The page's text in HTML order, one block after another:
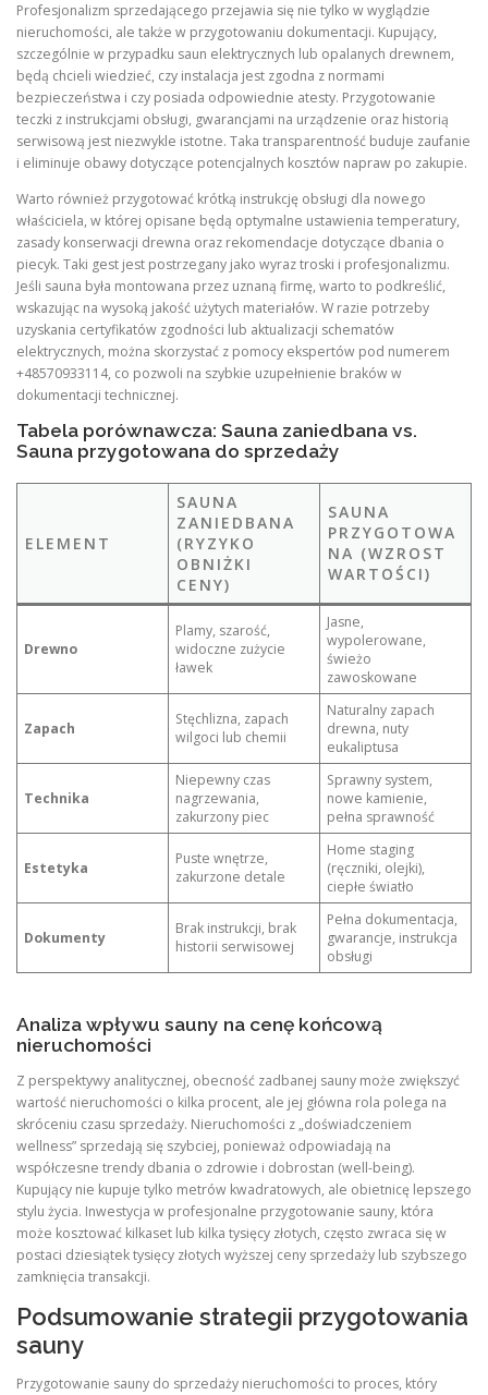
Profesjonalizm sprzedającego przejawia się nie tylko w wyglądzie
nieruchomości, ale także w przygotowaniu dokumentacji. Kupujący,
szczególnie w przypadku saun elektrycznych lub opalanych drewnem,
będą chcieli wiedzieć, czy instalacja jest zgodna z normami
bezpieczeństwa i czy posiada odpowiednie atesty. Przygotowanie
teczki z instrukcjami obsługi, gwarancjami na urządzenie oraz historią
serwisową jest niezwykle istotne. Taka transparentność buduje zaufanie
i eliminuje obawy dotyczące potencjalnych kosztów napraw po zakupie.
Warto również przygotować krótką instrukcję obsługi dla nowego
właściciela, w której opisane będą optymalne ustawienia temperatury,
zasady konserwacji drewna oraz rekomendacje dotyczące dbania o
piecyk. Taki gest jest postrzegany jako wyraz troski i profesjonalizmu.
Jeśli sauna była montowana przez uznaną firmę, warto to podkreślić,
wskazując na wysoką jakość użytych materiałów. W razie potrzeby
uzyskania certyfikatów zgodności lub aktualizacji schematów
elektrycznych, można skorzystać z pomocy ekspertów pod numerem
+48570933114, co pozwoli na szybkie uzupełnienie braków w
dokumentacji technicznej.
Tabela porównawcza: Sauna zaniedbana vs.
Sauna przygotowana do sprzedaży
ELEMENT
SAUNA
ZANIEDBANA
(RYZYKO
OBNIŻKI
CENY)
SAUNA
PRZYGOTOWA
NA (WZROST
WARTOŚCI)
Drewno
Plamy, szarość,
widoczne zużycie
ławek
Jasne,
wypolerowane,
świeżo
zawoskowane
Zapach
Stęchlizna, zapach
wilgoci lub chemii
Naturalny zapach
drewna, nuty
eukaliptusa
Technika
Niepewny czas
nagrzewania,
zakurzony piec
Sprawny system,
nowe kamienie,
pełna sprawność
Estetyka
Puste wnętrze,
zakurzone detale
Home staging
(ręczniki, olejki),
ciepłe światło
Dokumenty
Brak instrukcji, brak
historii serwisowej
Pełna dokumentacja,
gwarancje, instrukcja
obsługi
Analiza wpływu sauny na cenę końcową
nieruchomości
Z perspektywy analitycznej, obecność zadbanej sauny może zwiększyć
wartość nieruchomości o kilka procent, ale jej główna rola polega na
skróceniu czasu sprzedaży. Nieruchomości z „doświadczeniem
wellness” sprzedają się szybciej, ponieważ odpowiadają na
współczesne trendy dbania o zdrowie i dobrostan (well-being).
Kupujący nie kupuje tylko metrów kwadratowych, ale obietnicę lepszego
stylu życia. Inwestycja w profesjonalne przygotowanie sauny, która
może kosztować kilkaset lub kilka tysięcy złotych, często zwraca się w
postaci dziesiątek tysięcy złotych wyższej ceny sprzedaży lub szybszego
zamknięcia transakcji.
Podsumowanie strategii przygotowania
sauny
Przygotowanie sauny do sprzedaży nieruchomości to proces, który